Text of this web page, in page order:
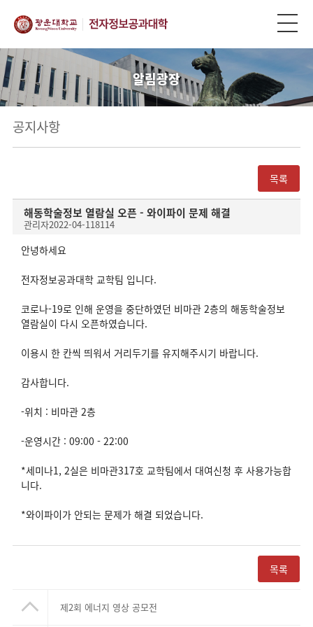
알림광장
공지사항
목록
해동학술정보 열람실 오픈 - 와이파이 문제 해결
관리자2022-04-118114
안녕하세요
전자정보공과대학 교학팀 입니다.
코로나-19로 인해 운영을 중단하였던 비마관 2층의 해동학술정보
열람실이 다시 오픈하였습니다.
이용시 한 칸씩 띄워서 거리두기를 유지해주시기 바랍니다.
감사합니다.
-위치 : 비마관 2층
-운영시간 : 09:00 - 22:00
*세미나1, 2실은 비마관317호 교학팀에서 대여신청 후 사용가능합
니다.
*와이파이가 안되는 문제가 해결 되었습니다.
목록
제2회 에너지 영상 공모전